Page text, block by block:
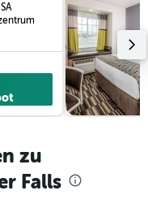
zu
Falls